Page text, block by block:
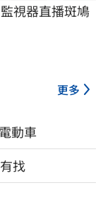
視器直播斑鳩
更多
動車
找